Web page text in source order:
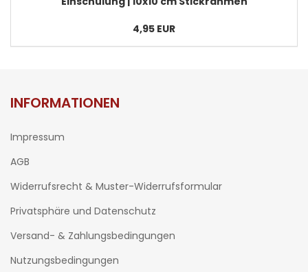
4,95 EUR
INFORMATIONEN
Impressum
AGB
Widerrufsrecht & Muster-Widerrufsformular
Privatsphäre und Datenschutz
Versand- & Zahlungsbedingungen
Nutzungsbedingungen